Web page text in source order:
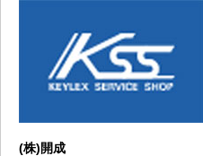
(株)開成